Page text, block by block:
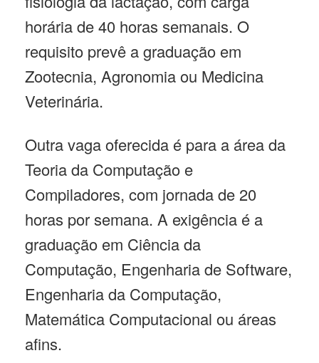
horária de 40 horas semanais. O
requisito prevê a graduação em
Zootecnia, Agronomia ou Medicina
Veterinária.
Outra vaga oferecida é para a área da
Teoria da Computação e
Compiladores, com jornada de 20
horas por semana. A exigência é a
graduação em Ciência da
Computação, Engenharia de Software,
Engenharia da Computação,
Matemática Computacional ou áreas
afins.